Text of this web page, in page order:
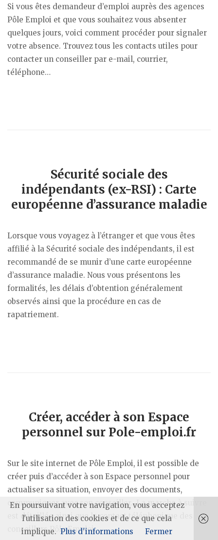
Si vous êtes demandeur d’emploi auprès des agences
Pôle Emploi et que vous souhaitez vous absenter
quelques jours, voici comment procéder pour signaler
votre absence. Trouvez tous les contacts utiles pour
contacter un conseiller par e-mail, courrier,
téléphone…
Sécurité sociale des
indépendants (ex-RSI) : Carte
européenne d’assurance maladie
Lorsque vous voyagez à l’étranger et que vous êtes
affilié à la Sécurité sociale des indépendants, il est
recommandé de se munir d’une carte européenne
d’assurance maladie. Nous vous présentons les
formalités, les délais d’obtention généralement
observés ainsi que la procédure en cas de
rapatriement.
Créer, accéder à son Espace
personnel sur Pole-emploi.fr
Sur le site internet de Pôle Emploi, il est possible de
créer puis d’accéder à son Espace personnel pour
actualiser sa situation, envoyer des documents,
communiquer avec son conseiller…La marche à suivre
est détaillée ainsi que le contact téléphonique des
conseillers Pôle Emploi.
En poursuivant votre navigation, vous acceptez
l'utilisation des cookies et de ce que cela
implique. Plus d'informations Fermer